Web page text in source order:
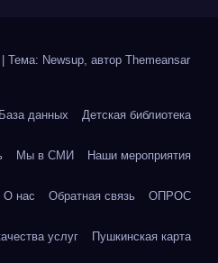
Тема: Newsup, автор Themeansar
База данных Детская библиотека
Мы в СМИ Наши мероприятия
О нас Обратная связь ОПРОС
услуг Пушкинская карта